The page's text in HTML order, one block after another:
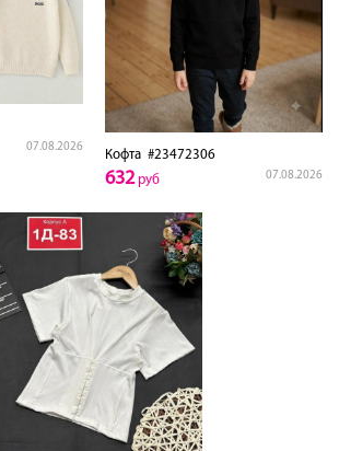
07.08.2026
Кофта #23472306
07.08.2026
632руб